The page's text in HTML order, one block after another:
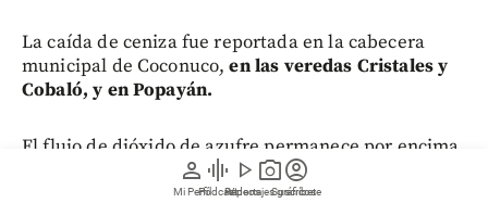
person
Mi Perfil
graphic_eq
Pódcast
play_arrow
Videos
photo_camera
Reportajes gráficos
account_circle
Suscríbete
La caída de ceniza fue reportada en la cabecera
municipal de Coconuco,en las veredas Cristales y
Cobaló, y en Popayán.
El flujo de dióxido de azufre permanece por encima
del promedio histórico para este volcán y persiste el
ascenso en las concentraciones de dióxido de